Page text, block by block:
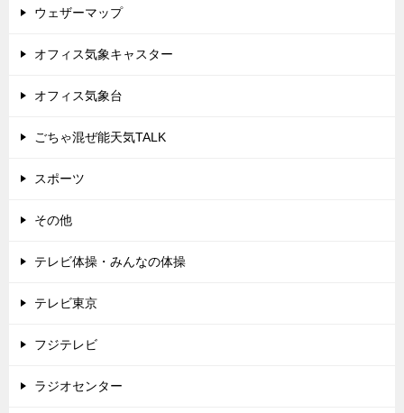
ウェザーマップ
オフィス気象キャスター
オフィス気象台
ごちゃ混ぜ能天気TALK
スポーツ
その他
テレビ体操・みんなの体操
テレビ東京
フジテレビ
ラジオセンター